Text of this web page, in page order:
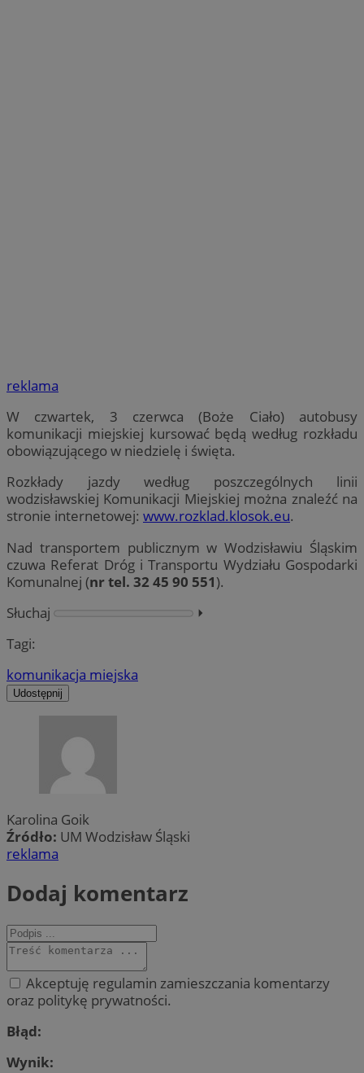
reklama
W czwartek, 3 czerwca (Boże Ciało) autobusy
komunikacji miejskiej kursować będą według rozkładu
obowiązującego w niedzielę i święta.
Rozkłady jazdy według poszczególnych linii
wodzisławskiej Komunikacji Miejskiej można znaleźć na
stronie internetowej: www.rozklad.klosok.eu.
Nad transportem publicznym w Wodzisławiu Śląskim
czuwa Referat Dróg i Transportu Wydziału Gospodarki
Komunalnej (nr tel. 32 45 90 551).
Słuchaj
⏵︎
Tagi:
komunikacja miejska
Udostępnij
Karolina Goik
Źródło: UM Wodzisław Śląski
reklama
Dodaj komentarz
Akceptuję regulamin zamieszczania komentarzy
oraz politykę prywatności.
Błąd:
Wynik: